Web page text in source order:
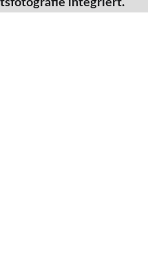
integriert.